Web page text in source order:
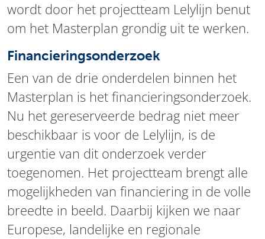
wordt door het projectteam Lelylijn benut
om het Masterplan grondig uit te werken.
Financieringsonderzoek
Een van de drie onderdelen binnen het
Masterplan is het financieringsonderzoek.
Nu het gereserveerde bedrag niet meer
beschikbaar is voor de Lelylijn, is de
urgentie van dit onderzoek verder
toegenomen. Het projectteam brengt alle
mogelijkheden van financiering in de volle
breedte in beeld. Daarbij kijken we naar
Europese, landelijke en regionale